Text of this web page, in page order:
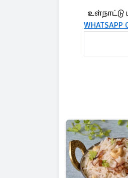
உள்நாட்டு
WHATSAPP